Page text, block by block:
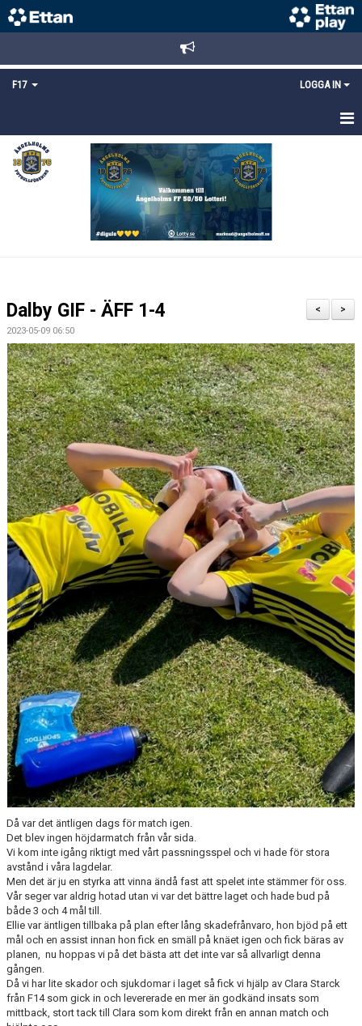
F17 LOGGA IN
HEM
NYHETER
DOKUMENT
MATCHER
KONTAKT
MEDLEMSANMÄLAN
>
<
Dalby GIF - ÄFF 1-4
2023-05-09 06:50
Då var det äntligen dags för match igen.
Det blev ingen höjdarmatch från vår sida.
Vi kom inte igång riktigt med vårt passningsspel och vi hade för stora
avstånd i våra lagdelar.
Men det är ju en styrka att vinna ändå fast att spelet inte stämmer för oss.
Vår seger var aldrig hotad utan vi var det bättre laget och hade bud på
både 3 och 4 mål till.
Ellie var äntligen tillbaka på plan efter lång skadefrånvaro, hon bjöd på ett
mål och en assist innan hon fick en smäll på knäet igen och fick bäras av
planen, nu hoppas vi på det bästa att det inte var så allvarligt denna
gången.
Då vi har lite skador och sjukdomar i laget så fick vi hjälp av Clara Starck
från F14 som gick in och levererade en mer än godkänd insats som
mittback, stort tack till Clara som kom direkt från en annan match och